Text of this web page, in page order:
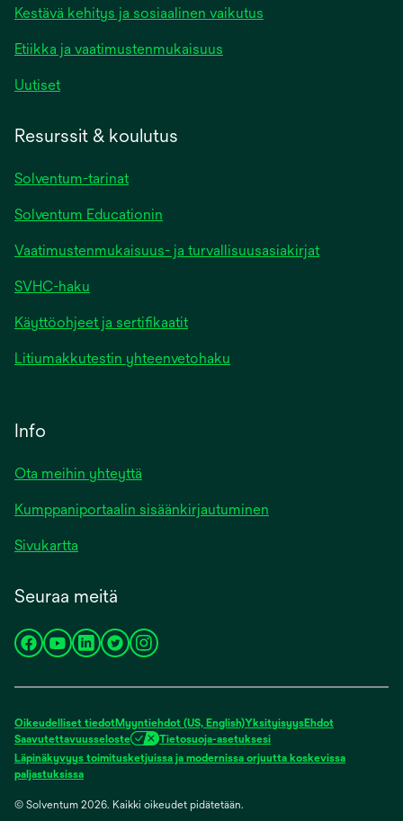
Kestävä kehitys ja sosiaalinen vaikutus
Etiikka ja vaatimustenmukaisuus
Uutiset
Resurssit & koulutus
Solventum-tarinat
Solventum Educationin
Vaatimustenmukaisuus- ja turvallisuusasiakirjat
SVHC-haku
Käyttöohjeet ja sertifikaatit
Litiumakkutestin yhteenvetohaku
Info
Ota meihin yhteyttä
Kumppaniportaalin sisäänkirjautuminen
Sivukartta
Seuraa meitä
opens
new
tab
opens
new
tab
opens
new
tab
opens
new
tab
opens
new
tab
Oikeudelliset tiedotMyyntiehdot (US, English)YksityisyysEhdot
Saavutettavuusseloste
Tietosuoja-asetuksesi
Läpinäkyvyys toimitusketjuissa ja modernissa orjuutta koskevissa
paljastuksissaopens
a
© Solventum 2026. Kaikki oikeudet pidätetään.